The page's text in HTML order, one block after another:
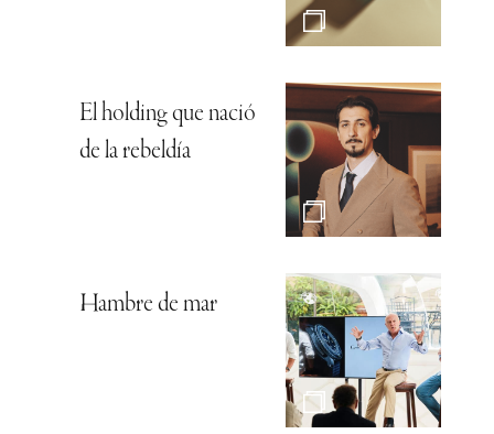
El holding que nació
de la rebeldía
Hambre de mar